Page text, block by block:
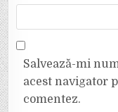
Salvează-mi
acest navigator
comentez.